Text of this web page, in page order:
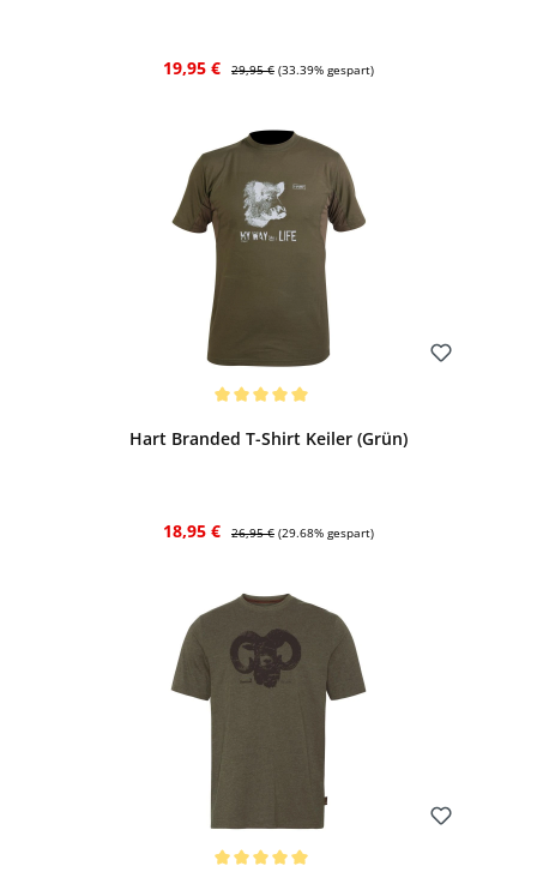
Verkaufspreis:
19,95 € 29,95 € (33.39% gespart)
Hart Branded T-Shirt Keiler (Grün)
Verkaufspreis:
18,95 € Regulärer Preis:
26,95 € (29.68% gespart)